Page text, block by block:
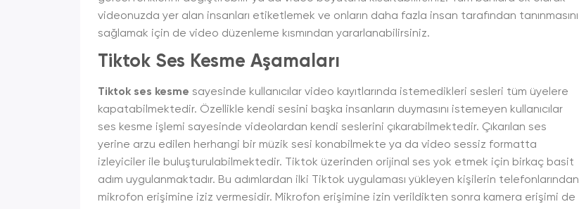
videonuzda yer alan insanları etiketlemek ve onların daha fazla insan tarafından tanınmasını
sağlamak için de video düzenleme kısmından yararlanabilirsiniz.
Tiktok Ses Kesme Aşamaları
Tiktok ses kesme sayesinde kullanıcılar video kayıtlarında istemedikleri sesleri tüm üyelere
kapatabilmektedir. Özellikle kendi sesini başka insanların duymasını istemeyen kullanıcılar
ses kesme işlemi sayesinde videolardan kendi seslerini çıkarabilmektedir. Çıkarılan ses
yerine arzu edilen herhangi bir müzik sesi konabilmekte ya da video sessiz formatta
izleyiciler ile buluşturulabilmektedir. Tiktok üzerinden orijinal ses yok etmek için birkaç basit
adım uygulanmaktadır. Bu adımlardan ilki Tiktok uygulaması yükleyen kişilerin telefonlarından
mikrofon erişimine iziz vermesidir. Mikrofon erişimine izin verildikten sonra kamera erişimi de